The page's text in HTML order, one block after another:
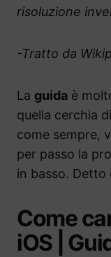
risoluzione
-Tratto da
La guida è
quella cerchia
come sempre,
per passo la
in basso. Detto
Come
iOS |